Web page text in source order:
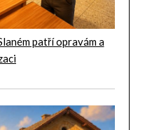
patří opravám a